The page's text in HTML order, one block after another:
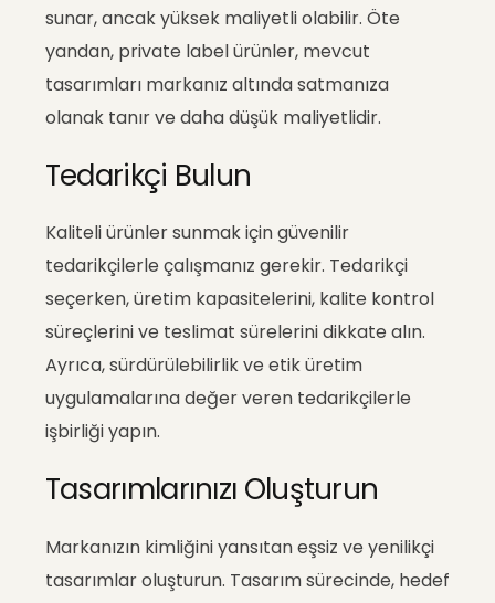
sunar, ancak yüksek maliyetli olabilir. Öte
yandan, private label ürünler, mevcut
tasarımları markanız altında satmanıza
olanak tanır ve daha düşük maliyetlidir.
Tedarikçi Bulun
Kaliteli ürünler sunmak için güvenilir
tedarikçilerle çalışmanız gerekir. Tedarikçi
seçerken, üretim kapasitelerini, kalite kontrol
süreçlerini ve teslimat sürelerini dikkate alın.
Ayrıca, sürdürülebilirlik ve etik üretim
uygulamalarına değer veren tedarikçilerle
işbirliği yapın.
Tasarımlarınızı Oluşturun
Markanızın kimliğini yansıtan eşsiz ve yenilikçi
tasarımlar oluşturun. Tasarım sürecinde, hedef